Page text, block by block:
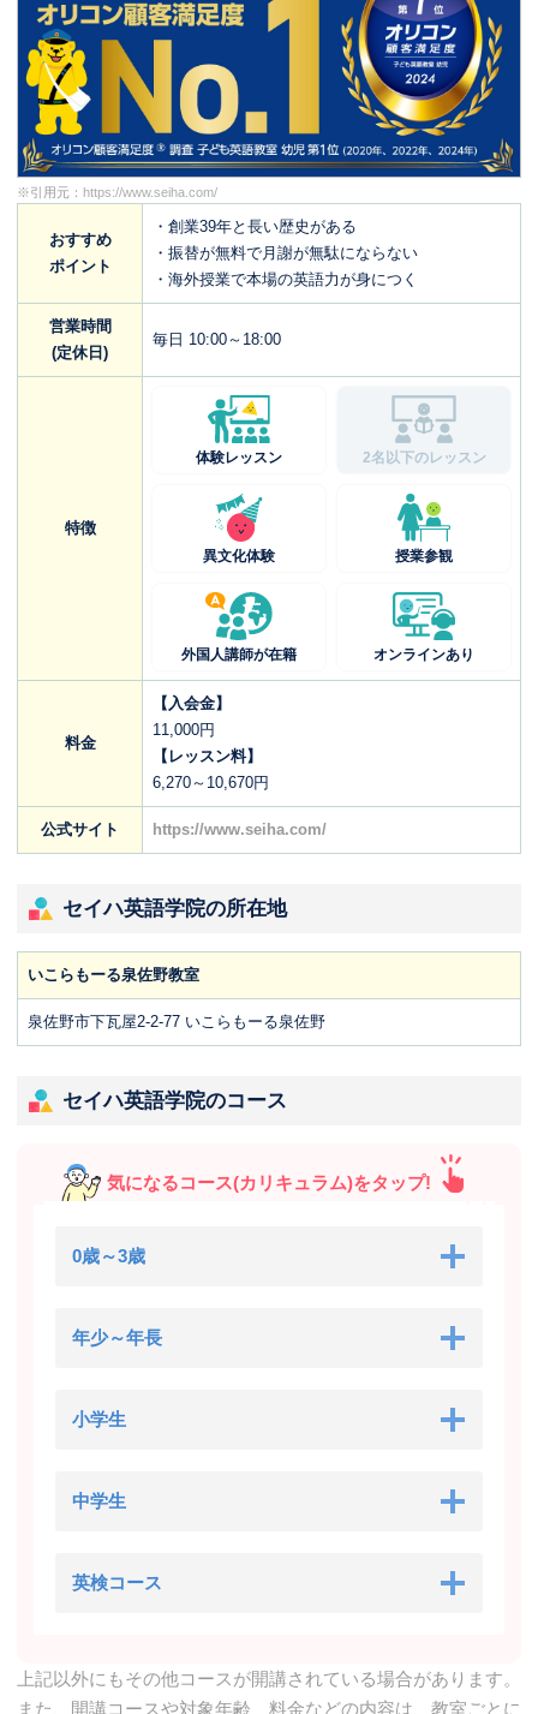
※引用元： https://www.seiha.com/
おすすめ
ポイント
・創業39年と長い歴史がある
・振替が無料で月謝が無駄にならない
・海外授業で本場の英語力が身につく
営業時間
(定休日)
毎日 10:00～18:00
特徴
体験レッスン 2名以下のレッスン
異文化体験 授業参観
外国人講師が在籍 オンラインあり
料金
【入会金】
11,000円
【レッスン料】
6,270～10,670円
公式サイト https://www.seiha.com/
セイハ英語学院の所在地
いこらもーる泉佐野教室
泉佐野市下瓦屋2-2-77 いこらもーる泉佐野
セイハ英語学院のコース
気になるコース(カリキュラム)をタップ!
0歳～3歳
年少～年長
小学生
中学生
英検コース
上記以外にもその他コースが開講されている場合があります。
また、開講コースや対象年齢、料金などの内容は、教室ごとに